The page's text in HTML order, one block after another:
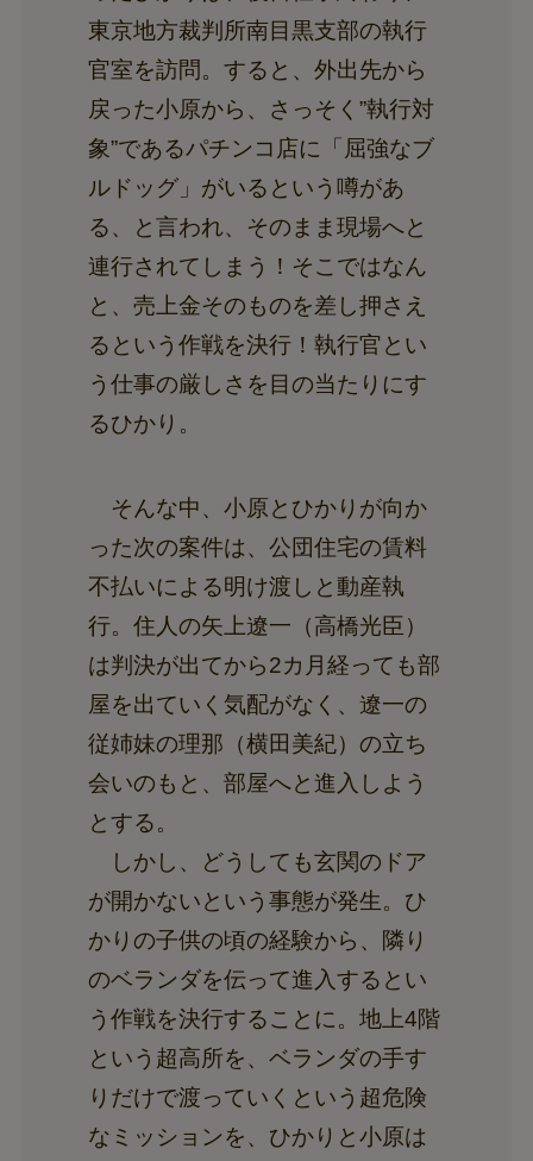
東京地方裁判所南目黒支部の執行
官室を訪問。すると、外出先から
戻った小原から、さっそく”執行対
象”であるパチンコ店に「屈強なブ
ルドッグ」がいるという噂があ
る、と言われ、そのまま現場へと
連行されてしまう！そこではなん
と、売上金そのものを差し押さえ
るという作戦を決行！執行官とい
う仕事の厳しさを目の当たりにす
るひかり。
そんな中、小原とひかりが向か
った次の案件は、公団住宅の賃料
不払いによる明け渡しと動産執
行。住人の矢上遼一（高橋光臣）
は判決が出てから2カ月経っても部
屋を出ていく気配がなく、遼一の
従姉妹の理那（横田美紀）の立ち
会いのもと、部屋へと進入しよう
とする。
しかし、どうしても玄関のドア
が開かないという事態が発生。ひ
かりの子供の頃の経験から、隣り
のベランダを伝って進入するとい
う作戦を決行することに。地上4階
という超高所を、ベランダの手す
りだけで渡っていくという超危険
なミッションを、ひかりと小原は